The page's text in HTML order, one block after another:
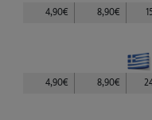
4,90€ 8,90€
4,90€ 8,90€